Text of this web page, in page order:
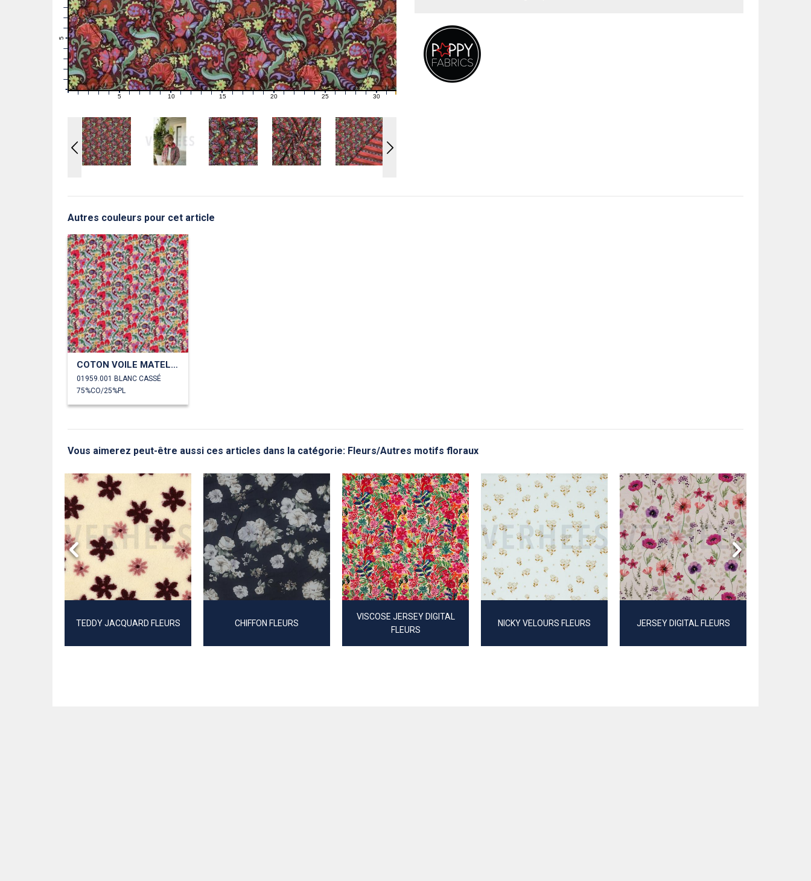
0
1
2
4
5
6
7
8
0 1 2 3 4 5 6 7 8 9 10 11 12 13 14 15 16 17 18 19 20 21 22 23 24 25 26 27 28 29 30 31
Autres couleurs pour cet article
COTON VOILE MATELASSÉ DIGITAL FLEURS
01959.001 BLANC CASSÉ
75%CO/25%PL
Vous aimerez peut-être aussi ces articles dans la catégorie: Fleurs/Autres motifs floraux
TEDDY JACQUARD FLEURS CHIFFON FLEURS
VISCOSE JERSEY DIGITAL
FLEURS
NICKY VELOURS FLEURS JERSEY DIGITAL FLEURS